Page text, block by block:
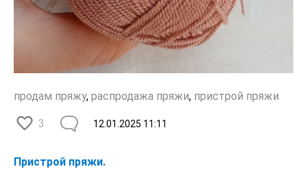
продам пряжу, распродажа пряжи, пристрой пряжи
3 12.01.2025 11:11
Пристрой пряжи.